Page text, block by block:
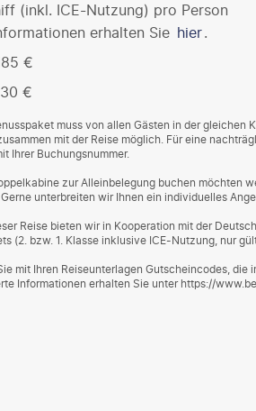
(inkl. ICE-Nutzung) pro Person
erhalten Sie hier .
€
€
muss von allen Gästen in der gleichen
mit der Reise möglich. Für eine
Ihrer Buchungsnummer.
zur Alleinbelegung buchen möchten
unterbreiten wir Ihnen ein individuelles
Reise bieten wir in Kooperation mit der
(2. bzw. 1. Klasse inklusive ICE-Nutzung, nur
mit Ihren Reiseunterlagen Gutscheincodes,
Informationen erhalten Sie unter https://